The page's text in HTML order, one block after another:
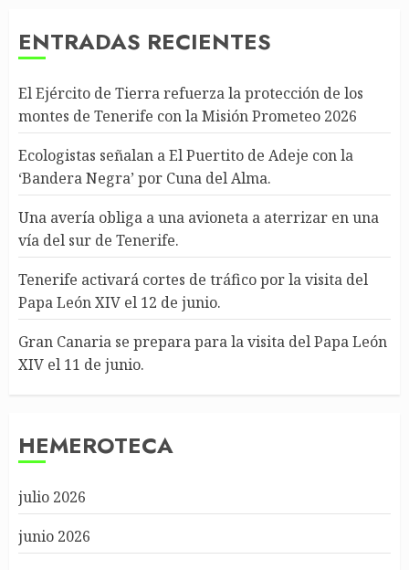
ENTRADAS RECIENTES
El Ejército de Tierra refuerza la protección de los
montes de Tenerife con la Misión Prometeo 2026
Ecologistas señalan a El Puertito de Adeje con la
‘Bandera Negra’ por Cuna del Alma.
Una avería obliga a una avioneta a aterrizar en una
vía del sur de Tenerife.
Tenerife activará cortes de tráfico por la visita del
Papa León XIV el 12 de junio.
Gran Canaria se prepara para la visita del Papa León
XIV el 11 de junio.
HEMEROTECA
julio 2026
junio 2026